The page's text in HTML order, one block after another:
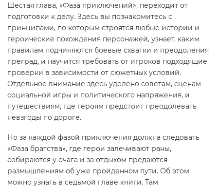
Шестая глава, «Фаза приключений», переходит от
подготовки к делу. Здесь вы познакомитесь с
принципами, по которым строятся любые истории и
героические похождения персонажей, узнает, каким
правилам подчиняются боевые схватки и преодоления
преград, и научится требовать от игроков подходящие
проверки в зависимости от сюжетных условий.
Отдельное внимание здесь уделено советам, сценам
социальной игры и политического напряжения, и
путешествиям, где героям предстоит преодолевать
невзгоды по дороге.
Но за каждой фазой приключения должна следовать
«Фаза братства», где герои залечивают раны,
собираются у очага и за отдыхом предаются
размышлениям об уже пройденном пути. Об этом
можно узнать в седьмой главе книги. Там